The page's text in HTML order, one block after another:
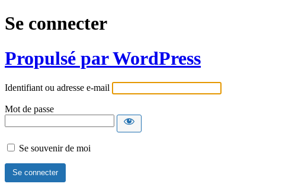
Se connecter
Propulsé par WordPress
Identifiant ou adresse e-mail
Mot de passe
Se souvenir de moi